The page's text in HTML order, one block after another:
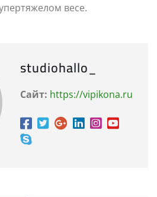
весе.
studiohallo_
Сайт: https://vipikona.ru